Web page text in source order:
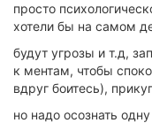
просто
хотели бы на самом
будут угрозы и т.д,
к ментам, чтобы
вдруг боитесь),
но надо осознать